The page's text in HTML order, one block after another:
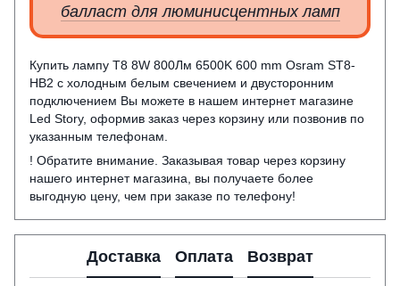
балласт для люминисцентных ламп
Купить лампу T8 8W 800Лм 6500K 600 mm Osram ST8-
HB2 с холодным белым свечением и двусторонним
подключением Вы можете в нашем интернет магазине
Led Story, оформив заказ через корзину или позвонив по
указанным телефонам.
! Обратите внимание. Заказывая товар через корзину
нашего интернет магазина, вы получаете более
выгодную цену, чем при заказе по телефону!
Доставка Оплата Возврат